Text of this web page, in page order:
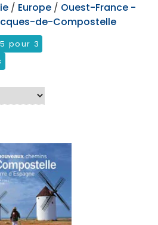
/ Europe / Ouest-France -
de-Compostelle
5 pour 3